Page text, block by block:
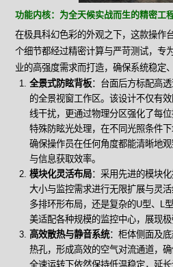
功能内核：为全天候实战而生的精密工
在极具科幻色彩的外观之下，这款操作
个细节都经过精密计算与严苛测试，专
业的高强度需求而打造，确保系统稳定
全景式防眩背板：台面后方标配高
的全景视窗工作区。该设计不仅有
线干扰，更通过物理分区强化了每
特殊防眩光处理，在不同光照条件下
确保操作员在任何角度都能清晰地
与信息获取效率。
模块化灵活布局：采用先进的模块
大小与监控需求进行无限扩展与灵活
多排环形布局，还是复杂的U型、L
美适配各种规模的监控中心，展现极
高效散热与静音系统：柜体侧面及
热孔，形成高效的空气对流通道，
全速运转下依然保持低温稳定，延